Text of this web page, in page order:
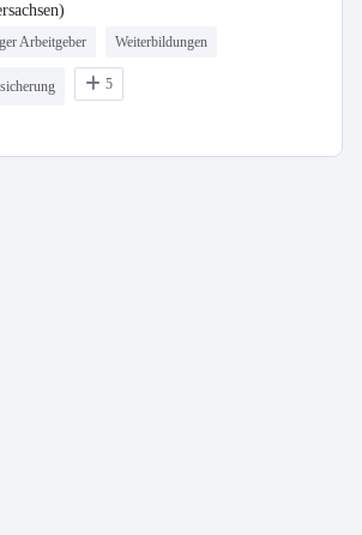
Arbeitgeber Weiterbildungen
5